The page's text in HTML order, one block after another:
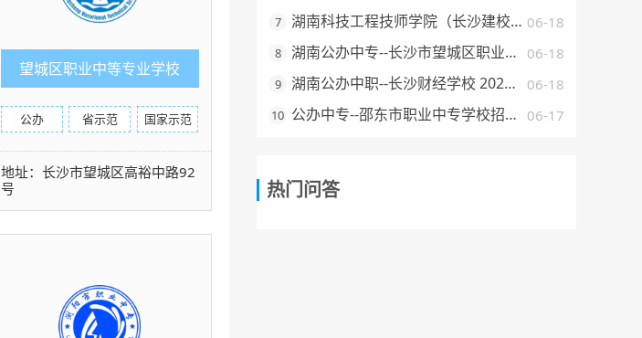
望城区职业中等专业学校
公办 省示范 国家示范
地址：长沙市望城区高裕中路92
号
7 06-18
湖南科技工程技师学院（长沙建校）2025年招生简章
8 06-18
湖南公办中专--长沙市望城区职业中等专业学校 2025 年招生简章
9 06-18
湖南公办中职--长沙财经学校 2025 年招生简章
10 06-17
公办中专--邵东市职业中专学校招生简章（2025 年）
热门问答